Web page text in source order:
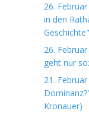
26.
in den
Geschichte"
26.
geht nur
21.
Kronauer)